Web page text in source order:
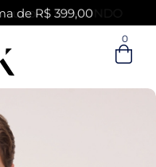
cpf/cnpj
de R$ 399,00
0